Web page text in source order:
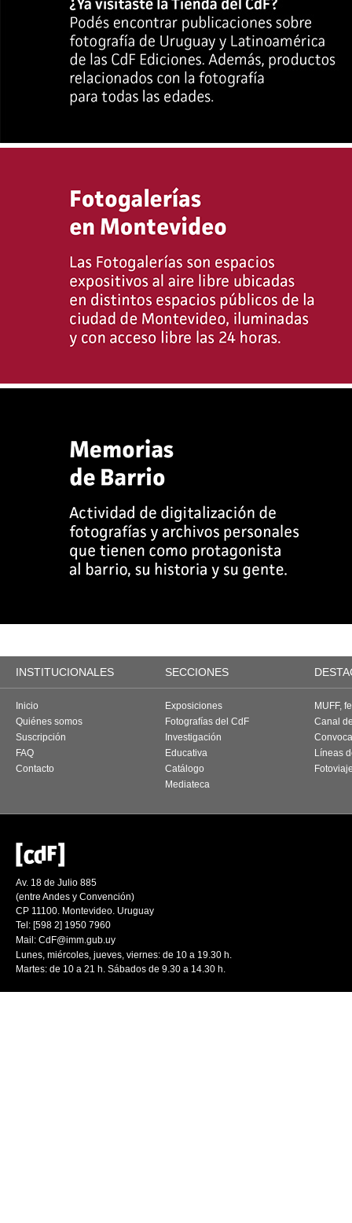
INSTITUCIONALES SECCIONES
Inicio
Quiénes somos
Suscripción
FAQ
Contacto
Exposiciones
Fotografías del CdF
Investigación
Educativa
Catálogo
Mediateca
MUFF,
Canal
Líneas
Av. 18 de Julio 885
(entre Andes y Convención)
CP 11100. Montevideo. Uruguay
Tel: [598 2] 1950 7960
Mail: CdF@imm.gub.uy
Lunes, miércoles, jueves, viernes: de 10 a 19.30 h.
Martes: de 10 a 21 h. Sábados de 9.30 a 14.30 h.